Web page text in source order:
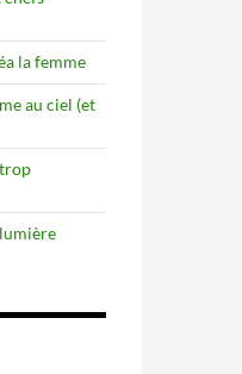
la femme
au ciel (et